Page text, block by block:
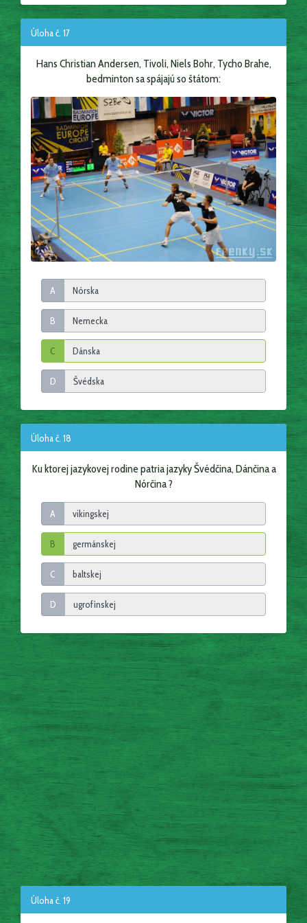
Úloha č. 17
Hans Christian Andersen, Tivoli, Niels Bohr, Tycho Brahe,
bedminton sa spájajú so štátom:
A
B
C
D
Úloha č. 18
Ku ktorej jazykovej rodine patria jazyky Švédčina, Dánčina a
Nórčina ?
A
B
C
D
Úloha č. 19